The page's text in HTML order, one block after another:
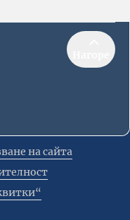
на сайта